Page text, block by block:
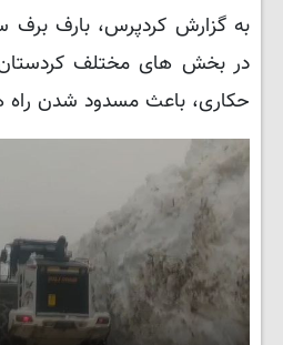
به گزارش کردپرس، بارف برف
در بخش های مختلف کردستان
حکاری، باعث مسدود شدن